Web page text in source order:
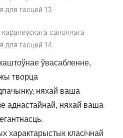
ўвасабленне,
творца
няхай ваша
аднастайнай, няхай ваша
характарыстык класічнай